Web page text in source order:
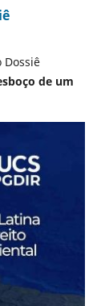
Dossiê
de um